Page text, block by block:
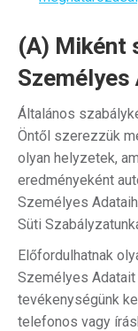
(A) Miként
Általános
Öntől szerezzük
olyan helyzetek,
eredményeként
Személyes
Süti
Előfordulhatnak
Személyes
tevékenységünk
telefonos vagy